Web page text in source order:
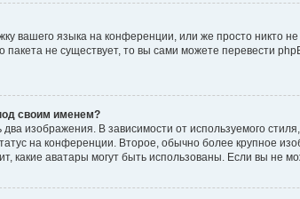
вашего языка на конференции, или же просто никто
пакета не существует, то вы сами можете перевести
своим именем?
изображения. В зависимости от используемого
на конференции. Второе, обычно более крупное
какие аватары могут быть использованы. Если вы